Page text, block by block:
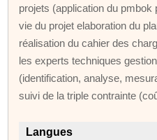
projets (application du
vie du projet elaboration du
réalisation du cahier des
les experts techniques
(identification, analyse,
suivi de la triple contrainte
Langues